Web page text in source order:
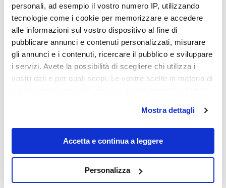
personali, ad esempio il vostro numero IP, utilizzando
tecnologie come i cookie per memorizzare e accedere
alle informazioni sul vostro dispositivo al fine di
pubblicare annunci e contenuti personalizzati, misurare
gli annunci e i contenuti, ricercare il pubblico e sviluppare
i servizi. Avete la possibilità di scegliere chi utilizza i
vostri dati e per quali scopi. Le vostre scelte in materia di
modificare o revocare il proprio consenso in qualsiasi
momento dalla Dichiarazione sui cookie o facendo clic
sull'icona di attivazione della privacy.
raccogliere informazioni sulla tua posizione
Mostra dettagli
Accetta e continua a leggere
Personalizza
Destinazioni